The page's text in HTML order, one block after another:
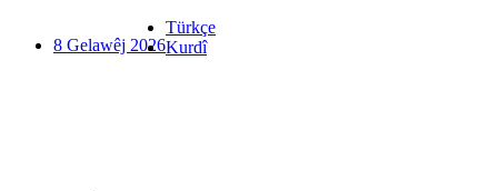
8 Gelawêj 2026
Türkçe
Kurdî